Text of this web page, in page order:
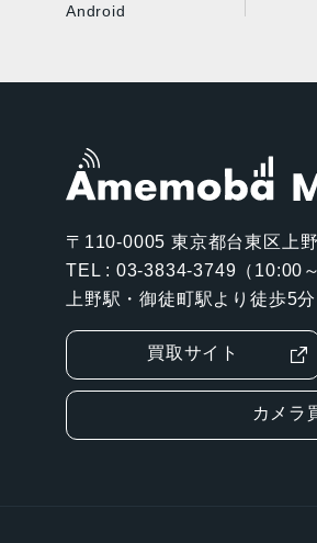
Android
〒110-0005 東京都台東区上
TEL : 03-3834-3749（10:00
上野駅・御徒町駅より徒歩5
買取サイト
カメラ